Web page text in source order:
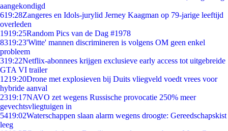
aangekondigd
619:28Zangeres en Idols-jurylid Jerney Kaagman op 79-jarige leeftijd
overleden
1919:25Random Pics van de Dag #1978
8319:23'Witte' mannen discrimineren is volgens OM geen enkel
probleem
319:22Netflix-abonnees krijgen exclusieve early access tot uitgebreide
GTA VI trailer
1219:20Drone met explosieven bij Duits vliegveld voedt vrees voor
hybride aanval
2319:17NAVO zet wegens Russische provocatie 250% meer
gevechtsvliegtuigen in
5419:02Waterschappen slaan alarm wegens droogte: Gereedschapskist
leeg